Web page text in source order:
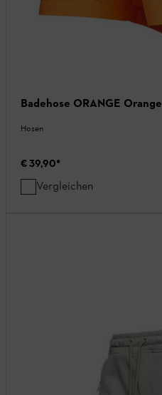
Badehose ORANGE Orange
Hosen
€ 39,90*
Vergleichen